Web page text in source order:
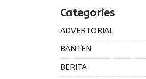
Categories
ADVERTORIAL
BANTEN
BERITA